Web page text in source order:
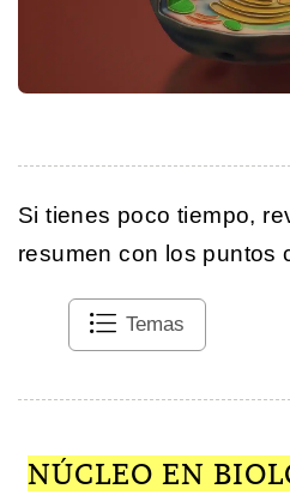
Si tienes poco tiempo,
resumen con los puntos
Temas
NÚCLEO EN